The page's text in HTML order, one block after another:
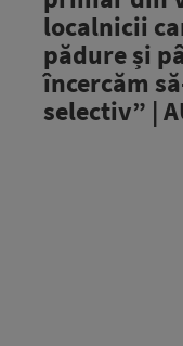
localnicii
pădure și
încercăm
selectiv” |